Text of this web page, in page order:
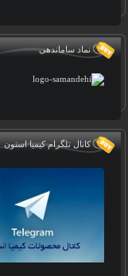
نماد ساماندهی
کانال تلگرام کیمیا استون